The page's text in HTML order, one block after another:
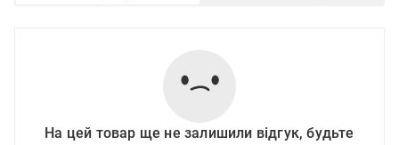
На цей товар ще не залишили відгук, будьте